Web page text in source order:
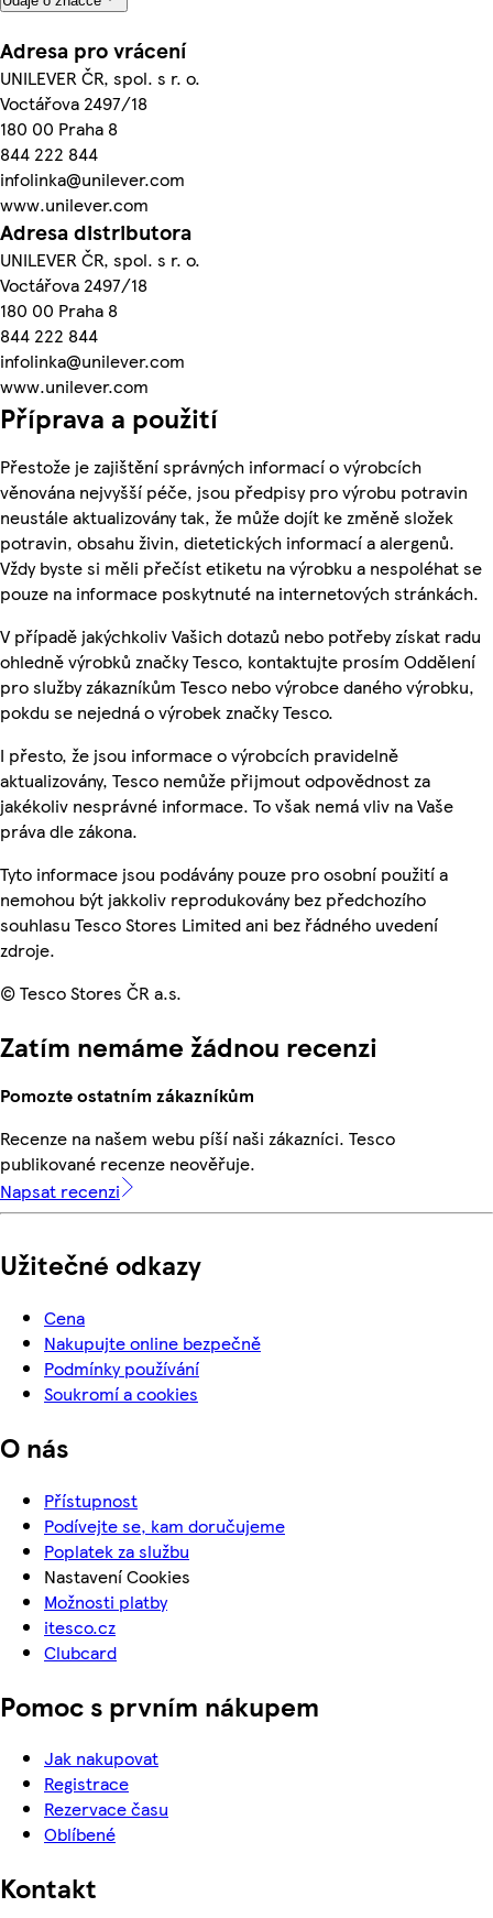
Adresa pro vrácení
UNILEVER ČR, spol. s r. o.
Voctářova 2497/18
180 00 Praha 8
844 222 844
infolinka@unilever.com
www.unilever.com
Adresa distributora
UNILEVER ČR, spol. s r. o.
Voctářova 2497/18
180 00 Praha 8
844 222 844
infolinka@unilever.com
www.unilever.com
Příprava a použití
Přestože je zajištění správných informací o výrobcích
věnována nejvyšší péče, jsou předpisy pro výrobu potravin
neustále aktualizovány tak, že může dojít ke změně složek
potravin, obsahu živin, dietetických informací a alergenů.
Vždy byste si měli přečíst etiketu na výrobku a nespoléhat se
pouze na informace poskytnuté na internetových stránkách.
V případě jakýchkoliv Vašich dotazů nebo potřeby získat radu
ohledně výrobků značky Tesco, kontaktujte prosím Oddělení
pro služby zákazníkům Tesco nebo výrobce daného výrobku,
pokdu se nejedná o výrobek značky Tesco.
I přesto, že jsou informace o výrobcích pravidelně
aktualizovány, Tesco nemůže přijmout odpovědnost za
jakékoliv nesprávné informace. To však nemá vliv na Vaše
práva dle zákona.
Tyto informace jsou podávány pouze pro osobní použití a
nemohou být jakkoliv reprodukovány bez předchozího
souhlasu Tesco Stores Limited ani bez řádného uvedení
zdroje.
© Tesco Stores ČR a.s.
Zatím nemáme žádnou recenzi
Pomozte ostatním zákazníkům
Recenze na našem webu píší naši zákazníci. Tesco
publikované recenze neověřuje.
Napsat recenzi
Užitečné odkazy
Cena
Nakupujte online bezpečně
Podmínky používání
Soukromí a cookies
O nás
Přístupnost
Podívejte se, kam doručujeme
Poplatek za službu
Nastavení Cookies
Možnosti platby
itesco.cz
Clubcard
Pomoc s prvním nákupem
Jak nakupovat
Registrace
Rezervace času
Oblíbené
Kontakt